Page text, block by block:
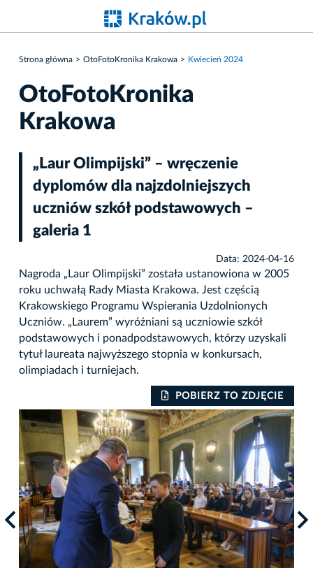
Strona główna OtoFotoKronika Krakowa Kwiecień 2024
OtoFotoKronika
Krakowa
„Laur Olimpijski” – wręczenie
dyplomów dla najzdolniejszych
uczniów szkół podstawowych –
galeria 1
Data: 2024-04-16
Nagroda „Laur Olimpijski” została ustanowiona w 2005
roku uchwałą Rady Miasta Krakowa. Jest częścią
Krakowskiego Programu Wspierania Uzdolnionych
Uczniów. „Laurem” wyróżniani są uczniowie szkół
podstawowych i ponadpodstawowych, którzy uzyskali
tytuł laureata najwyższego stopnia w konkursach,
olimpiadach i turniejach.
POBIERZ TO ZDJĘCIE